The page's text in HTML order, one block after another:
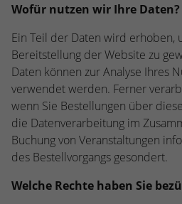
Wofür nutzen wir Ihre Daten?
Ein Teil der Daten wird erhoben,
Bereitstellung der Website zu
Daten können zur Analyse Ihres
verwendet werden. Ferner
wenn Sie Bestellungen über
die Datenverarbeitung im
Buchung von Veranstaltungen
des Bestellvorgangs gesondert.
Welche Rechte haben Sie